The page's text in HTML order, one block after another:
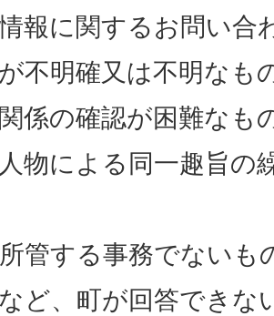
報に関するお問い合
不明確又は不明なも
係の確認が困難なも
物による同一趣旨の
管する事務でないも
ど、町が回答できな